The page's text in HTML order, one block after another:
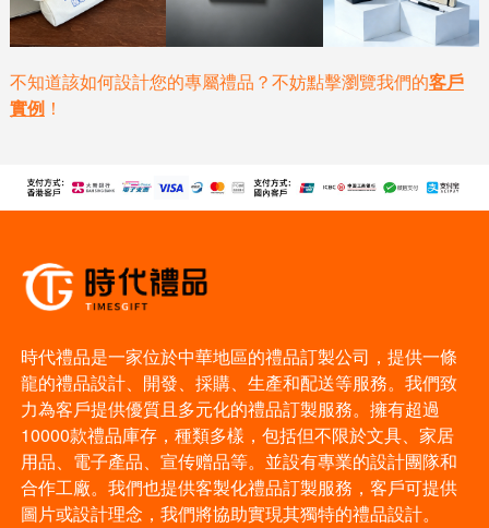
不知道該如何設計您的專屬禮品？不妨點擊瀏覽我們的客戶
實例！
時代禮品是一家位於中華地區的禮品訂製公司，提供一條
龍的禮品設計、開發、採購、生產和配送等服務。我們致
力為客戶提供優質且多元化的禮品訂製服務。擁有超過
10000款禮品庫存，種類多樣，包括但不限於文具、家居
用品、電子產品、宣传赠品等。並設有專業的設計團隊和
合作工廠。我們也提供客製化禮品訂製服務，客戶可提供
圖片或設計理念，我們將協助實現其獨特的禮品設計。